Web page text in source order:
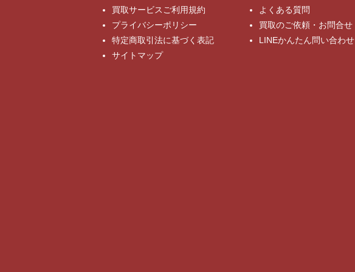
買取サービスご利用規約
プライバシーポリシー
特定商取引法に基づく表記
サイトマップ
よくある質問
買取のご依頼・お問合せ
LINEかんたん問い合わせ